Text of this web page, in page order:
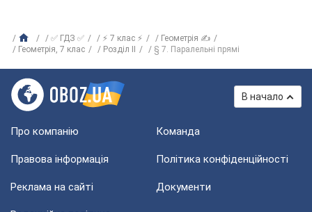
✅ ГДЗ ✅ ⚡ 7 клас ⚡
Геометрія ✍
Геометрія, 7 клас
Розділ II § 7. Паралельні прямі
В начало
Про компанію Команда
Правова інформація Політика конфіденційності
Реклама на сайті Документи